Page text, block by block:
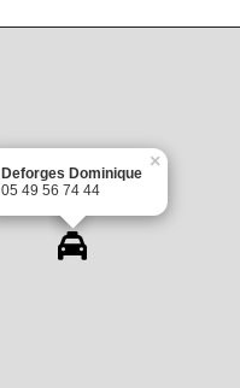
Deforges Dominique
05 49 56 74 44
×